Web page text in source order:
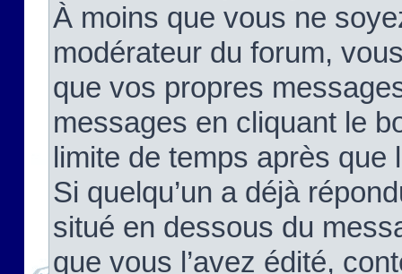
À moins que vous ne
modérateur du forum,
que vos propres
messages en cliquant le
limite de temps après que
Si quelqu’un a déjà
situé en dessous du
que vous l’avez édité,